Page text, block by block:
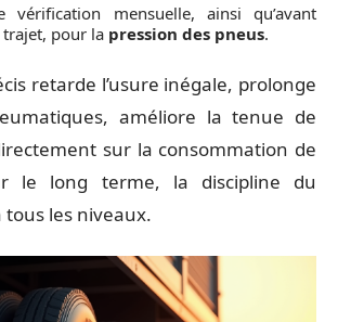
vérification mensuelle, ainsi qu’avant
pour la pression des pneus.
retarde l’usure inégale, prolonge
améliore la tenue de
sur la consommation de
le long terme, la discipline du
les niveaux.